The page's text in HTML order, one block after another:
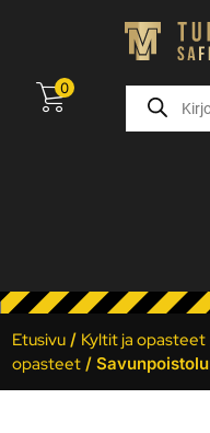
0
Etusivu / Kyltit ja opasteet
opasteet /